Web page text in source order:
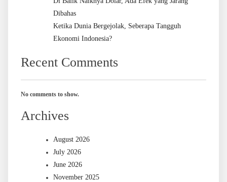
Dibahas
Ketika Dunia Bergejolak, Seberapa Tangguh
Ekonomi Indonesia?
Recent Comments
No comments to show.
Archives
August 2026
July 2026
June 2026
November 2025